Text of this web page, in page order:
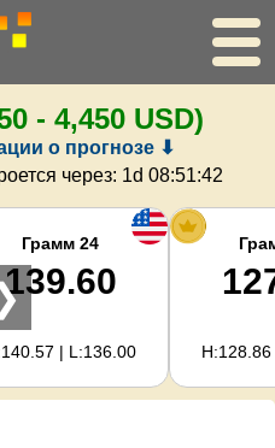
золота
- 4,450 USD)
о прогнозе ⬇
через: 1d 08:51:41
Грамм 24
139.60
| L:136.00